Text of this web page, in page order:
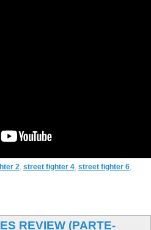
2, street fighter 4, street fighter 6,
REVIEW (PARTE-